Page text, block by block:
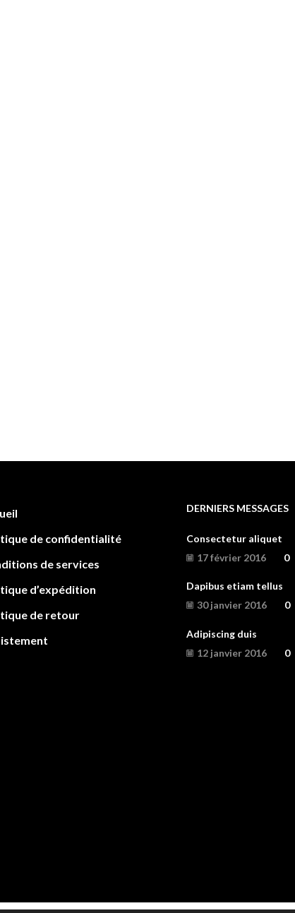
de confidentialité
de services
d’expédition
de retour
DERNIERS MESSAGES
Consectetur aliquet
17 février 2016
0
Dapibus etiam tellus
30 janvier 2016
0
Adipiscing duis
12 janvier 2016
0